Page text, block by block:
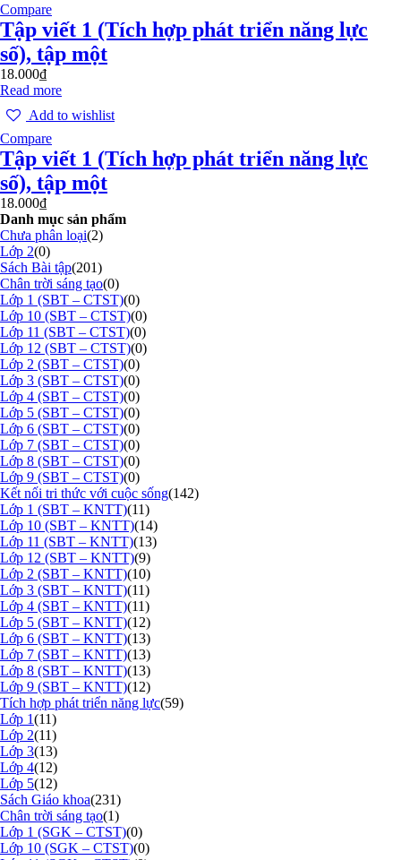
Compare
Tập viết 1 (Tích hợp phát triển năng lực
số), tập một
18.000₫
Read more
Add to wishlist
Compare
Tập viết 1 (Tích hợp phát triển năng lực
số), tập một
18.000₫
Danh mục sản phẩm
Chưa phân loại(2)
Lớp 2(0)
Sách Bài tập(201)
Chân trời sáng tạo(0)
Lớp 1 (SBT – CTST)(0)
Lớp 10 (SBT – CTST)(0)
Lớp 11 (SBT – CTST)(0)
Lớp 12 (SBT – CTST)(0)
Lớp 2 (SBT – CTST)(0)
Lớp 3 (SBT – CTST)(0)
Lớp 4 (SBT – CTST)(0)
Lớp 5 (SBT – CTST)(0)
Lớp 6 (SBT – CTST)(0)
Lớp 7 (SBT – CTST)(0)
Lớp 8 (SBT – CTST)(0)
Lớp 9 (SBT – CTST)(0)
Kết nối tri thức với cuộc sống(142)
Lớp 1 (SBT – KNTT)(11)
Lớp 10 (SBT – KNTT)(14)
Lớp 11 (SBT – KNTT)(13)
Lớp 12 (SBT – KNTT)(9)
Lớp 2 (SBT – KNTT)(10)
Lớp 3 (SBT – KNTT)(11)
Lớp 4 (SBT – KNTT)(11)
Lớp 5 (SBT – KNTT)(12)
Lớp 6 (SBT – KNTT)(13)
Lớp 7 (SBT – KNTT)(13)
Lớp 8 (SBT – KNTT)(13)
Lớp 9 (SBT – KNTT)(12)
Tích hợp phát triển năng lực(59)
Lớp 1(11)
Lớp 2(11)
Lớp 3(13)
Lớp 4(12)
Lớp 5(12)
Sách Giáo khoa(231)
Chân trời sáng tạo(1)
Lớp 1 (SGK – CTST)(0)
Lớp 10 (SGK – CTST)(0)